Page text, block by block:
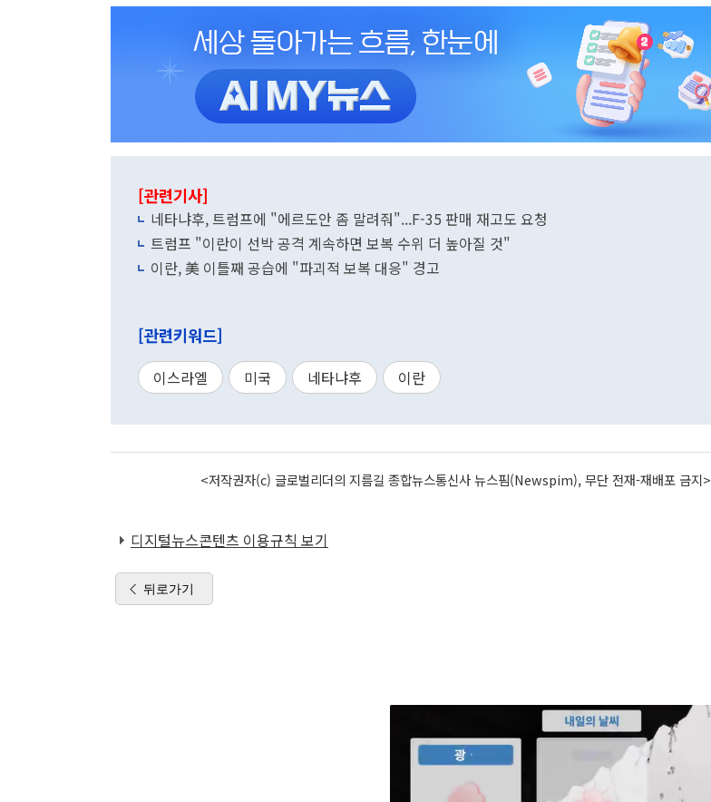
[관련기사]
네타냐후, 트럼프에 "에르도안 좀 말려줘"...F-35 판매 재고도 요청
트럼프 "이란이 선박 공격 계속하면 보복 수위 더 높아질 것"
이란, 美 이틀째 공습에 "파괴적 보복 대응" 경고
[관련키워드]
이스라엘 미국 네타냐후 이란
<저작권자(c) 글로벌리더의 지름길 종합뉴스통신사 뉴스핌(Newspim), 무단 전재-재배포 금지>
디지털뉴스콘텐츠 이용규칙 보기
뒤로가기